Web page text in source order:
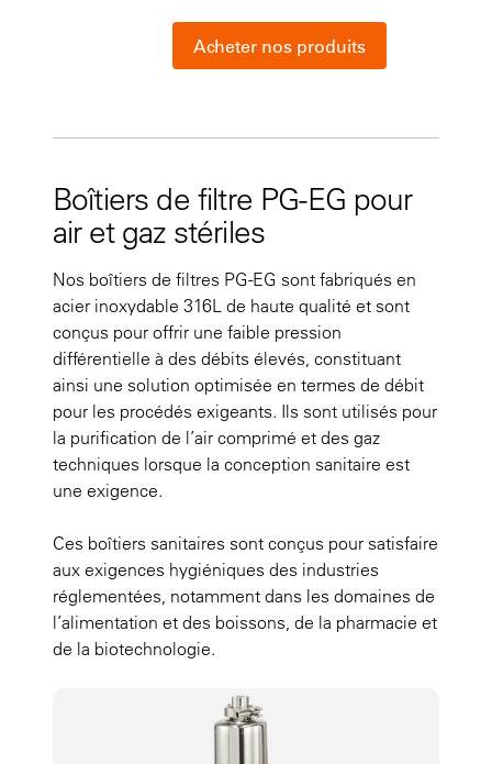
Acheter nos produits
Boîtiers de filtre PG-EG pour
air et gaz stériles
Nos boîtiers de filtres PG-EG sont fabriqués en
acier inoxydable 316L de haute qualité et sont
conçus pour offrir une faible pression
différentielle à des débits élevés, constituant
ainsi une solution optimisée en termes de débit
pour les procédés exigeants. Ils sont utilisés pour
la purification de l’air comprimé et des gaz
techniques lorsque la conception sanitaire est
une exigence.
Ces boîtiers sanitaires sont conçus pour satisfaire
aux exigences hygiéniques des industries
réglementées, notamment dans les domaines de
l’alimentation et des boissons, de la pharmacie et
de la biotechnologie.